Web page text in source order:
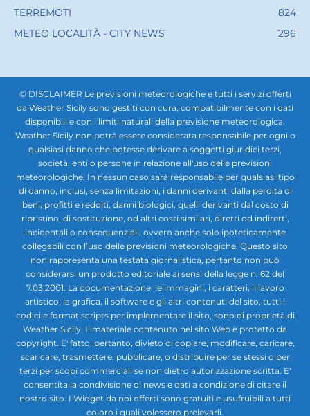
TERREMOTI
824
METEO LOCALITÀ - CITY NEWS
296
© DISCLAIMER Le previsioni meteorologiche e tutti i servizi offerti
da Weather Sicily sono gestiti con cura, compatibilmente con i dati
disponibili e con i limiti naturali della previsione meteorologica.
Weather Sicily non potrà essere considerata responsabile per ogni o
qualsiasi danno che potesse derivare a soggetti giuridici terzi,
società, enti o persone in relazione all'uso delle previsioni
meteorologiche. In nessun caso sarà responsabile per qualsiasi tipo
di danno, inclusi, senza limitazioni, i danni derivanti dalla perdita di
beni, profitti e redditi, danni biologici, quelli derivanti dal costo di
ripristino, di sostituzione, od altri costi similari, diretti od indiretti,
incidentali o consequenziali, ovvero anche solo ipoteticamente
collegabili con l’uso delle previsioni meteorologiche. Questo sito
non rappresenta una testata giornalistica, pertanto non può
considerarsi un prodotto editoriale ai sensi della legge n. 62 del
7.03.2001. La documentazione, le immagini, i caratteri, il lavoro
artistico, la grafica, il software e gli altri contenuti del sito, tutti i
codici e format scripts per implementare il sito, sono di proprietà di
Weather Sicily. Il materiale contenuto nel sito Web è protetto da
copyright. E' fatto, pertanto, divieto di copiare, modificare, caricare,
scaricare, trasmettere, pubblicare, o distribuire per se stessi o per
terzi per scopi commerciali se non dietro autorizzazione scritta. E'
consentita la condivisione di news e dati a condizione di citare il
nostro sito. I Widget da noi offerti sono gratuiti e usufruibili a tutti
coloro i quali volessero prelevarli.